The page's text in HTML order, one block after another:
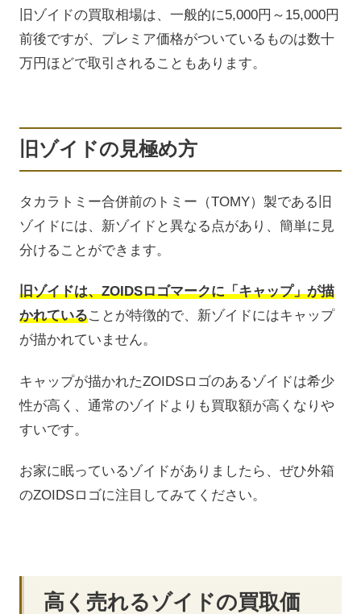
旧ゾイドの買取相場は、一般的に5,000円～15,000円
前後ですが、プレミア価格がついているものは数十
万円ほどで取引されることもあります。
旧ゾイドの見極め方
タカラトミー合併前のトミー（TOMY）製である旧
ゾイドには、新ゾイドと異なる点があり、簡単に見
分けることができます。
旧ゾイドは、ZOIDSロゴマークに「キャップ」が描
かれていることが特徴的で、新ゾイドにはキャップ
が描かれていません。
キャップが描かれたZOIDSロゴのあるゾイドは希少
性が高く、通常のゾイドよりも買取額が高くなりや
すいです。
お家に眠っているゾイドがありましたら、ぜひ外箱
のZOIDSロゴに注目してみてください。
高く売れるゾイドの買取価